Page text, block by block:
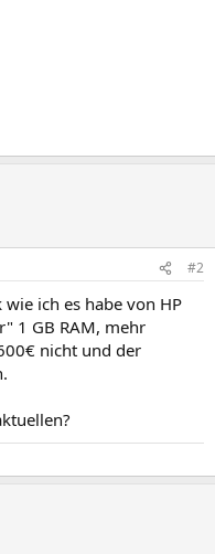
#2
ich es habe von HP
1 GB RAM, mehr
nicht und der